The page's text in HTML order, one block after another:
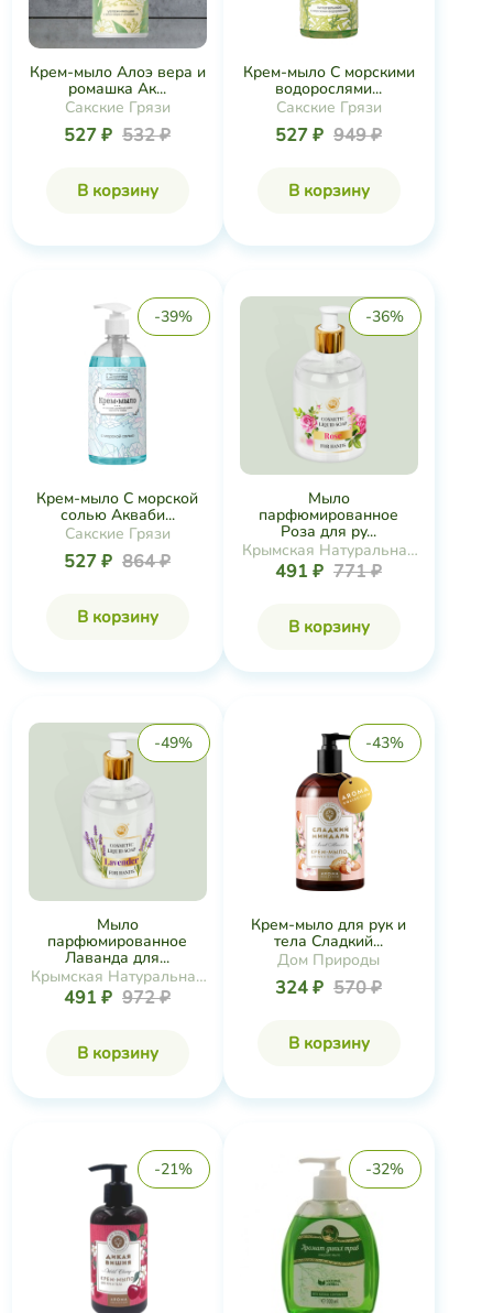
Крем-мыло Алоэ вера и
ромашка Ак...
Сакские Грязи
527 ₽ 532 ₽
В корзину
Крем-мыло С морскими
водорослями...
Сакские Грязи
527 ₽ 949 ₽
В корзину
-39%
Крем-мыло С морской
солью Акваби...
Сакские Грязи
527 ₽ 864 ₽
В корзину
-36%
Мыло
парфюмированное
Роза для ру...
Крымская Натуральная
Коллекция
491 ₽ 771 ₽
В корзину
-49%
Мыло
парфюмированное
Лаванда для...
Крымская Натуральная
Коллекция
491 ₽ 972 ₽
В корзину
-43%
Крем-мыло для рук и
тела Сладкий...
Дом Природы
324 ₽ 570 ₽
В корзину
-21% -32%